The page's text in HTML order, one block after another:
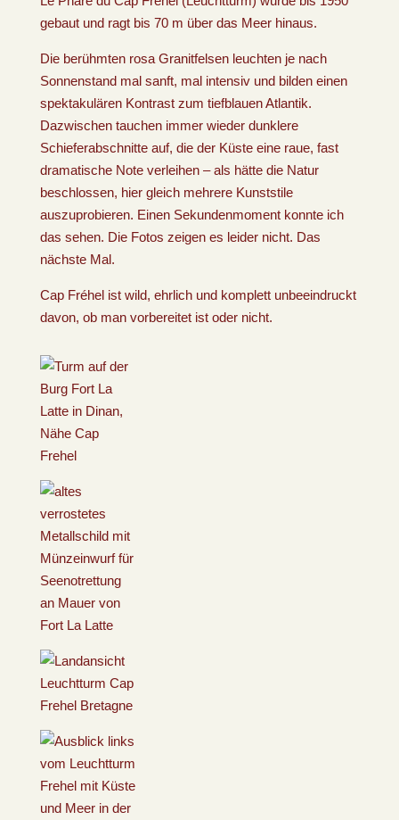
gebaut und ragt bis 70 m über das Meer hinaus.
Die berühmten rosa Granitfelsen leuchten je nach
Sonnenstand mal sanft, mal intensiv und bilden einen
spektakulären Kontrast zum tiefblauen Atlantik.
Dazwischen tauchen immer wieder dunklere
Schieferabschnitte auf, die der Küste eine raue, fast
dramatische Note verleihen – als hätte die Natur
beschlossen, hier gleich mehrere Kunststile
auszuprobieren. Einen Sekundenmoment konnte ich
das sehen. Die Fotos zeigen es leider nicht. Das
nächste Mal.
Cap Fréhel ist wild, ehrlich und komplett unbeeindruckt
davon, ob man vorbereitet ist oder nicht.